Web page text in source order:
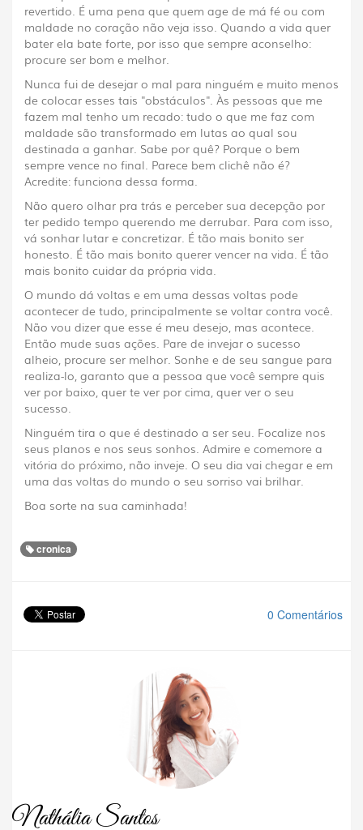
revertido. É uma pena que quem age de má fé ou com
maldade no coração não veja isso. Quando a vida quer
bater ela bate forte, por isso que sempre aconselho:
procure ser bom e melhor.
Nunca fui de desejar o mal para ninguém e muito menos
de colocar esses tais "obstáculos". Às pessoas que me
fazem mal tenho um recado: tudo o que me faz com
maldade são transformado em lutas ao qual sou
destinada a ganhar. Sabe por quê? Porque o bem
sempre vence no final. Parece bem clichê não é?
Acredite: funciona dessa forma.
Não quero olhar pra trás e perceber sua decepção por
ter pedido tempo querendo me derrubar. Para com isso,
vá sonhar lutar e concretizar. É tão mais bonito ser
honesto. É tão mais bonito querer vencer na vida. É tão
mais bonito cuidar da própria vida.
O mundo dá voltas e em uma dessas voltas pode
acontecer de tudo, principalmente se voltar contra você.
Não vou dizer que esse é meu desejo, mas acontece.
Então mude suas ações. Pare de invejar o sucesso
alheio, procure ser melhor. Sonhe e de seu sangue para
realiza-lo, garanto que a pessoa que você sempre quis
ver por baixo, quer te ver por cima, quer ver o seu
sucesso.
Ninguém tira o que é destinado a ser seu. Focalize nos
seus planos e nos seus sonhos. Admire e comemore a
vitória do próximo, não inveje. O seu dia vai chegar e em
uma das voltas do mundo o seu sorriso vai brilhar.
Boa sorte na sua caminhada!
cronica
0 Comentários
Nathália Santos